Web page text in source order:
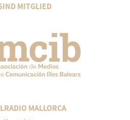
MITGLIED
MALLORCA